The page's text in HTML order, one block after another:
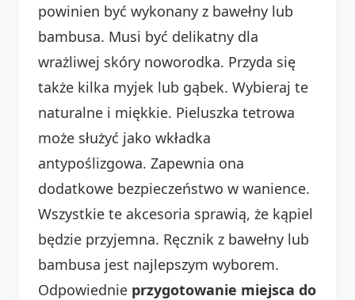
powinien być wykonany z bawełny lub
bambusa. Musi być delikatny dla
wrażliwej skóry noworodka. Przyda się
także kilka myjek lub gąbek. Wybieraj te
naturalne i miękkie. Pieluszka tetrowa
może służyć jako wkładka
antypoślizgowa. Zapewnia ona
dodatkowe bezpieczeństwo w wanience.
Wszystkie te akcesoria sprawią, że kąpiel
będzie przyjemna. Ręcznik z bawełny lub
bambusa jest najlepszym wyborem.
Odpowiednie przygotowanie miejsca do